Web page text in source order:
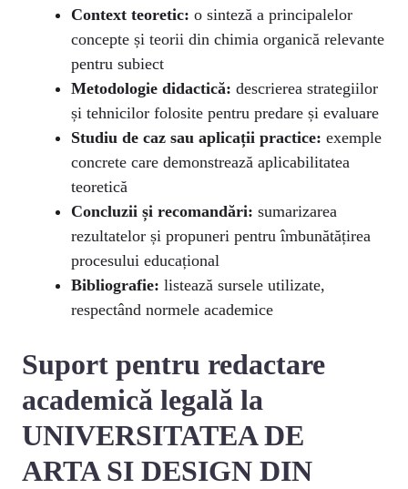
Context teoretic: o sinteză a principalelor
concepte și teorii din chimia organică relevante
pentru subiect
Metodologie didactică: descrierea strategiilor
și tehnicilor folosite pentru predare și evaluare
Studiu de caz sau aplicații practice: exemple
concrete care demonstrează aplicabilitatea
teoretică
Concluzii și recomandări: sumarizarea
rezultatelor și propuneri pentru îmbunătățirea
procesului educațional
Bibliografie: listează sursele utilizate,
respectând normele academice
Suport pentru redactare
academică legală la
UNIVERSITATEA DE
ARTA SI DESIGN DIN